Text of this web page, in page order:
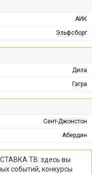
АИК
Эльфсборг
Дила
Гагра
Сент-Джонстон
Абердин
ТВ: здесь вы
событий, конкурсы